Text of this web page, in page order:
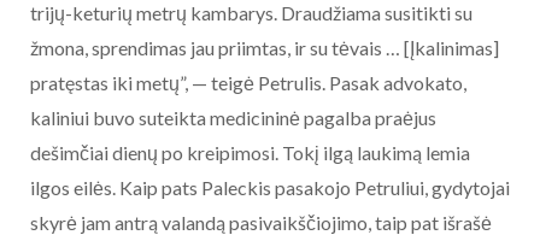
trijų-keturių metrų kambarys. Draudžiama susitikti su
žmona, sprendimas jau priimtas, ir su tėvais … [Įkalinimas]
pratęstas iki metų”, — teigė Petrulis. Pasak advokato,
kaliniui buvo suteikta medicininė pagalba praėjus
dešimčiai dienų po kreipimosi. Tokį ilgą laukimą lemia
ilgos eilės. Kaip pats Paleckis pasakojo Petruliui, gydytojai
skyrė jam antrą valandą pasivaikščiojimo, taip pat išrašė